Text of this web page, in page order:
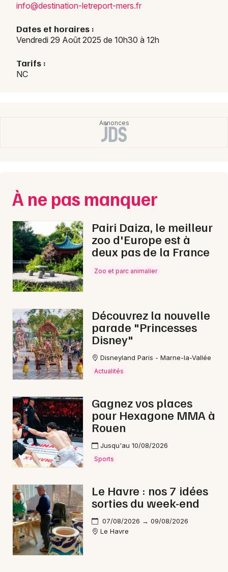
info@destination-letreport-mers.fr
Dates et horaires :
Vendredi 29 Août 2025 de 10h30 à 12h
Tarifs :
NC
À ne pas manquer
Pairi Daiza, le meilleur
zoo d'Europe est à
deux pas de la France
Zoo et parc animalier
Découvrez la nouvelle
parade "Princesses
Disney"
Disneyland Paris - Marne-la-Vallée
Actualités
Gagnez vos places
pour Hexagone MMA à
Rouen
Jusqu'au 10/08/2026
Sports
Le Havre : nos 7 idées
sorties du week-end
07/08/2026 → 09/08/2026
Le Havre